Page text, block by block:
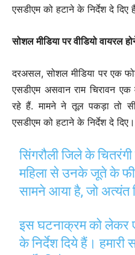
एसडीएम को हटाने के निर्देश दे दिए
सोशल मीडिया पर वीडियो वायरल
दरअसल, सोशल मीडिया पर एक
एसडीएम असवान राम चिरावन
रहे हैं. मामने ने तूल पकड़ा तो
एसडीएम को हटाने के निर्देश दे दिए।
सिंगरौली जिले के चितरंगी
महिला से उनके जूते के
सामने आया है, जो अत्यंत
इस घटनाक्रम को लेकर
के निर्देश दिये हैं। हमारी